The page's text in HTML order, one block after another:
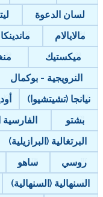
لسان الدعوة
مالايالام
ميكستيك
النرويجية - بوكمال
نيانجا (تشيتشيوا)
بشتو
الفارسية
البرتغالية (البرازيلية)
روسي
ساهو
السنهالية (السنهالية)